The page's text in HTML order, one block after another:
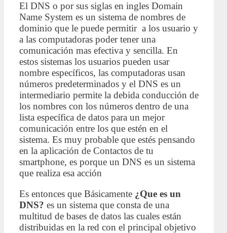
El DNS o por sus siglas en ingles Domain
Name System es un sistema de nombres de
dominio que le puede permitir a los usuario y
a las computadoras poder tener una
comunicación mas efectiva y sencilla. En
estos sistemas los usuarios pueden usar
nombre específicos, las computadoras usan
números predeterminados y el DNS es un
intermediario permite la debida conducción de
los nombres con los números dentro de una
lista específica de datos para un mejor
comunicación entre los que estén en el
sistema. Es muy probable que estés pensando
en la aplicación de Contactos de tu
smartphone, es porque un DNS es un sistema
que realiza esa acción
Es entonces que Básicamente ¿Que es un
DNS? es un sistema que consta de una
multitud de bases de datos las cuales están
distribuidas en la red con el principal objetivo